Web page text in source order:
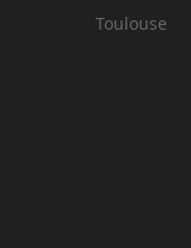
Toulouse